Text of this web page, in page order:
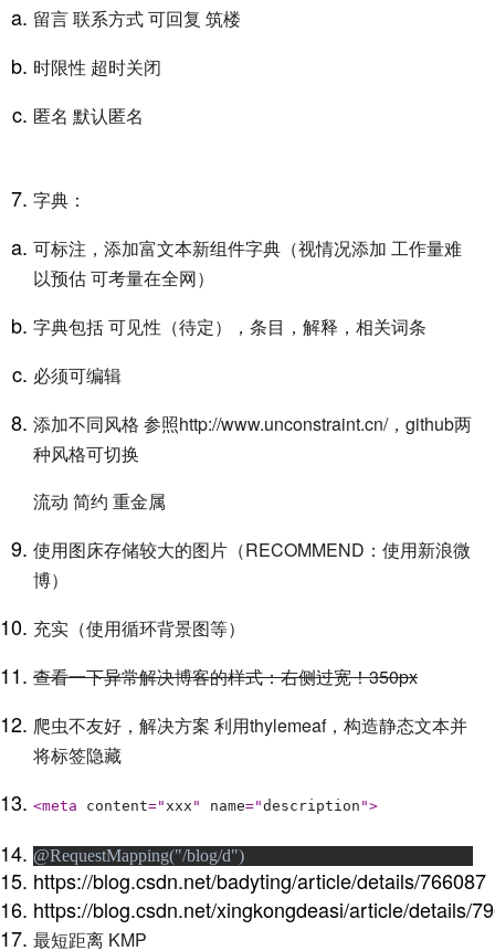
留言 联系方式 可回复 筑楼
时限性 超时关闭
匿名 默认匿名
字典：
可标注，添加富文本新组件字典（视情况添加 工作量难
以预估 可考量在全网）
字典包括 可见性（待定），条目，解释，相关词条
必须可编辑
添加不同风格 参照http://www.unconstraint.cn/，github两
种风格可切换
流动 简约 重金属
使用图床存储较大的图片（RECOMMEND：使用新浪微
博）
充实（使用循环背景图等）
查看一下异常解决博客的样式：右侧过宽！350px
爬虫不友好，解决方案 利用thylemeaf，构造静态文本并
将标签隐藏
<meta content=" xxx " name="description ">
@RequestMapping("/blog/d")
https://blog.csdn.net/badyting/article/details/766087
https://blog.csdn.net/xingkongdeasi/article/details/
最短距离 KMP